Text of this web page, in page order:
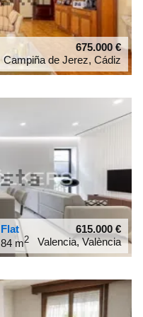
675.000 €
Campiña de Jerez, Cádiz
36.6826
-6.13614
Flat 615.000 €
84 m2
Valencia, València
39.4616
-0.372676